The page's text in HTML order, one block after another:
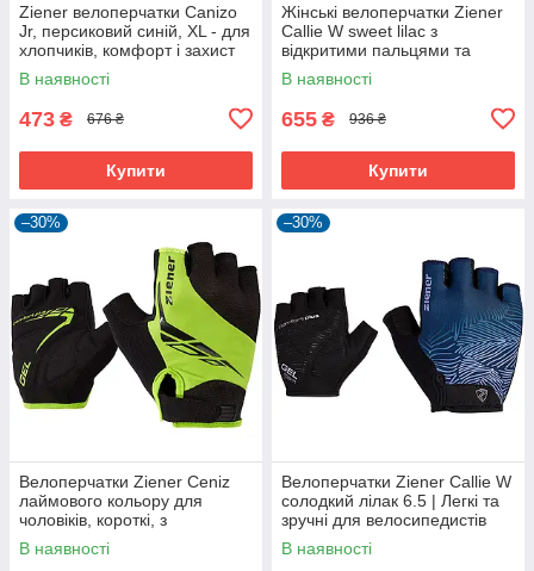
Ziener велоперчатки Canizo
Jr, персиковий синій, XL - для
хлопчиків, комфорт і захист
В наявності
473 ₴ 676 ₴
Купити
Жінські велоперчатки Ziener
Callie W sweet lilac з
відкритими пальцями та
дихаючою шкірою Amara
В наявності
655 ₴ 936 ₴
Купити
–30%
Велоперчатки Ziener Ceniz
лаймового кольору для
чоловіків, короткі, з
амортизуючими вставками та
гелевими подушечками
В наявності
–30%
Велоперчатки Ziener Callie W
солодкий лілак 6.5 | Легкі та
зручні для велосипедистів
В наявності